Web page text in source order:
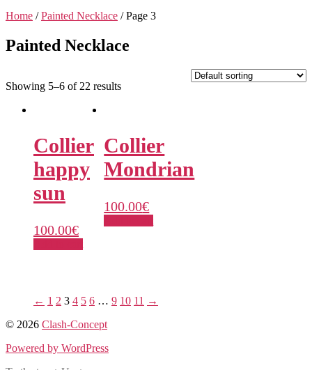
Home /Painted Necklace / Page 3
Painted Necklace
Showing 5–6 of 22 results
Collier
happy
sun
100.00€
Collier
Mondrian
100.00€
← 1 2 3 4 5 6 … 9 10 11 →
© 2026 Clash-Concept
Powered by WordPress